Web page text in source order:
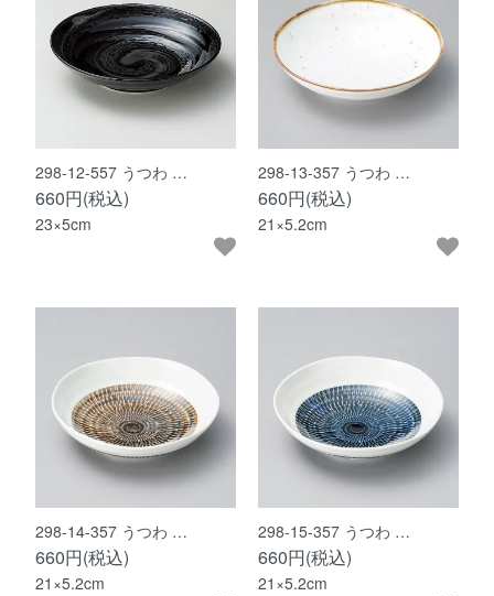
298-12-557 うつわ …
660円(税込)
23×5cm
298-13-357 うつわ …
660円(税込)
21×5.2cm
298-14-357 うつわ …
660円(税込)
21×5.2cm
298-15-357 うつわ …
660円(税込)
21×5.2cm